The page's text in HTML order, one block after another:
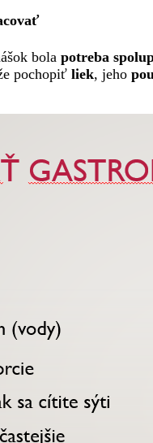
bola potreba
pochopiť liek, jeho